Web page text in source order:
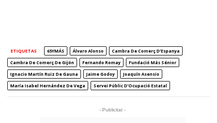
ETIQUETAS 65YMÁS Álvaro Alonso
Cambra De Comerç D’Espanya
Cambra De Comerç De Gijón
Fernando Romay
Fundació Más Sénior
Ignacio Martín Ruiz De Gauna
Jaime Godoy
Joaquín Asensio
María Isabel Hernández De Vega
Servei Públic D’Ocupació Estatal
- Publicitat -